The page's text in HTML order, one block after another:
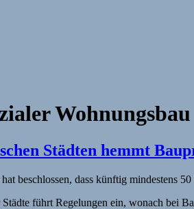
Wohnungsbau
Städten hemmt
Städte führt Regelungen ein, wonach bei